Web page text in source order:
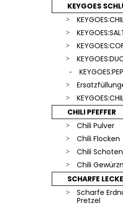
KEYGOES
CHILI PFEFFER
Chili Pulver
Chili Flocken
Chili Schoten
Chili
SCHARFE
Scharfe
Pretzel
SILBERNER
€18,90